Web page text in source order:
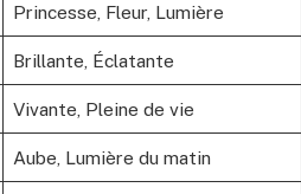
Princesse, Fleur, Lumière
Brillante, Éclatante
Vivante, Pleine de vie
Aube, Lumière du matin